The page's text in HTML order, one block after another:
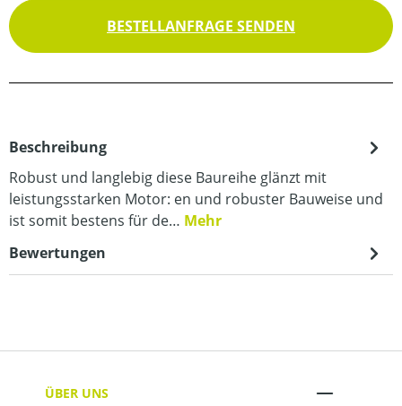
BESTELLANFRAGE SENDEN
Beschreibung
Robust und langlebig diese Baureihe glänzt mit
leistungsstarken Motor: en und robuster Bauweise und
ist somit bestens für de… Mehr
Bewertungen
ÜBER UNS